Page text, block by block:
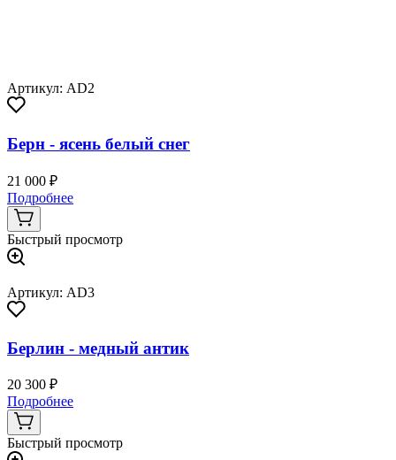
Артикул: AD2
Берн - ясень белый снег
21 000 ₽
Подробнее
Быстрый просмотр
Артикул: AD3
Берлин - медный антик
20 300 ₽
Подробнее
Быстрый просмотр